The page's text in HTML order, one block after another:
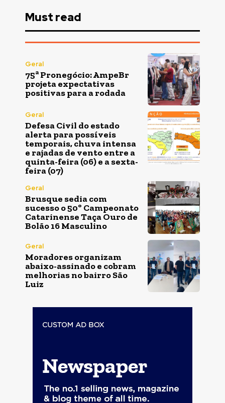
Must read
Geral
75ª Pronegócio: AmpeBr
projeta expectativas
positivas para a rodada
Geral
Defesa Civil do estado
alerta para possíveis
temporais, chuva intensa
e rajadas de vento entre a
quinta-feira (06) e a sexta-
feira (07)
Geral
Brusque sedia com
sucesso o 50º Campeonato
Catarinense Taça Ouro de
Bolão 16 Masculino
Geral
Moradores organizam
abaixo-assinado e cobram
melhorias no bairro São
Luiz